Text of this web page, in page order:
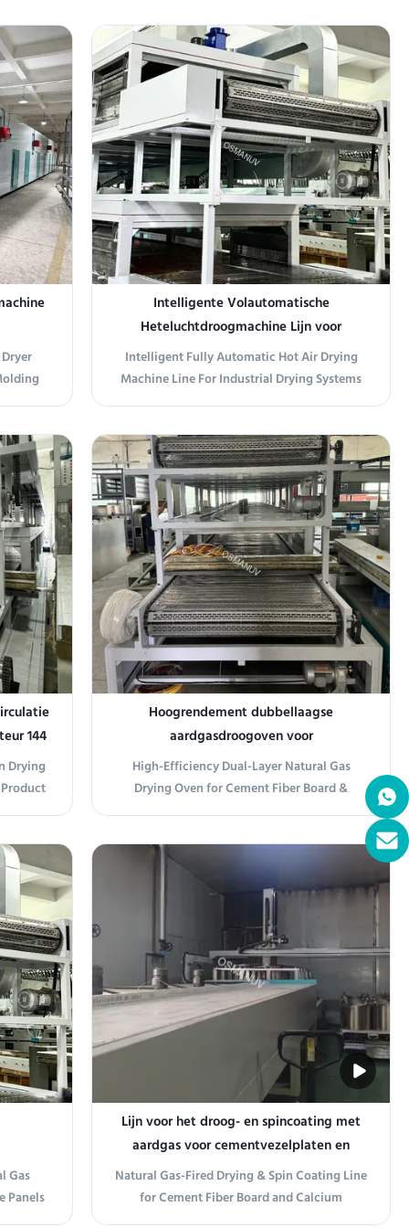
of
of
be fully
drying line offers a balance of performance
and space efficiency. With a 1320mm
stainless steel conveyor and 4-zone heating,
it ensures gentle ...
Gas
Natural
is
Intelligente Volautomatische
Heteluchtdroogmachine Lijn voor
Industriële Droogsystemen
Intelligent Fully Automatic Hot Air Drying
Machine Line For Industrial Drying Systems
Upgrade your industrial drying process with
an intelligent, energy-efficient, and
customizable solution ideal for coating,
painting, and surface treatment industries. ...
144
Drying
Gas
for
with
Hoogrendement dubbellaagse
aardgasdroogoven voor
cementvezelplaat & calciumsilicaatplaat
productielijn
High-Efficiency Dual-Layer Natural Gas
Drying Oven for Cement Fiber Board &
Calcium Silicate Board Production Line
system integrates seamlessly into your
existing board forming line. It typically
follows the dewatering and pre-pressing
stations and precedes ...
Gas
Panels
Natural
Lijn voor het droog- en spincoating met
aardgas voor cementvezelplaten en
calciumcarbonaatplaten
Natural Gas-Fired Drying & Spin Coating Line
for Cement Fiber Board and Calcium
Carbonate Board Production Line Overview